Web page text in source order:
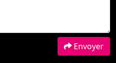
Envoyer